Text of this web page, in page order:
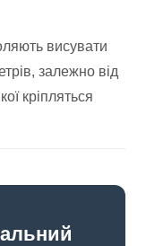
висувати
залежно від
кріпляться